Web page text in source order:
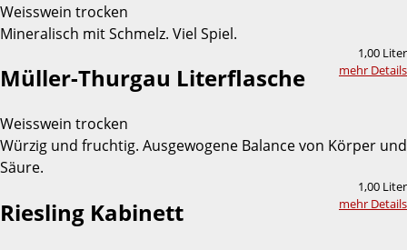
Weisswein trocken
Mineralisch mit Schmelz. Viel Spiel.
1,00 Liter
mehr Details
Müller-Thurgau Literflasche
Weisswein trocken
Würzig und fruchtig. Ausgewogene Balance von Körper und
Säure.
1,00 Liter
mehr Details
Riesling Kabinett